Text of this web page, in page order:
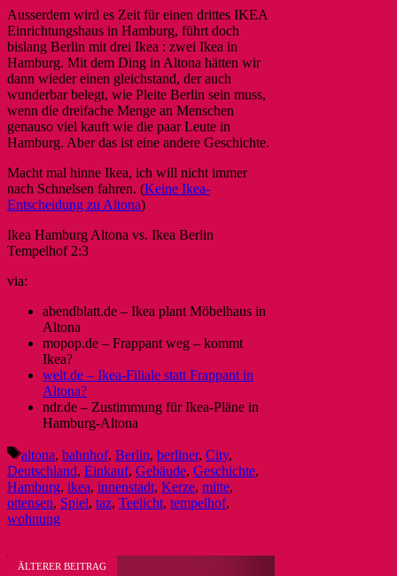
Ausserdem wird es Zeit für einen drittes IKEA
Einrichtungshaus in Hamburg, führt doch
bislang Berlin mit drei Ikea : zwei Ikea in
Hamburg. Mit dem Ding in Altona hätten wir
dann wieder einen gleichstand, der auch
wunderbar belegt, wie Pleite Berlin sein muss,
wenn die dreifache Menge an Menschen
genauso viel kauft wie die paar Leute in
Hamburg. Aber das ist eine andere Geschichte.
Macht mal hinne Ikea, ich will nicht immer
nach Schnelsen fahren. (Keine Ikea-
Entscheidung zu Altona)
Ikea Hamburg Altona vs. Ikea Berlin
Tempelhof 2:3
via:
abendblatt.de – Ikea plant Möbelhaus in
Altona
mopop.de – Frappant weg – kommt
Ikea?
welt.de – Ikea-Filiale statt Frappant in
Altona?
ndr.de – Zustimmung für Ikea-Pläne in
Hamburg-Altona
Schlagwörter
altona, bahnhof, Berlin, berliner, City,
Deutschland, Einkauf, Gebäude, Geschichte,
Hamburg, ikea, innenstadt, Kerze, mitte,
ottensen, Spiel, taz, Teelicht, tempelhof,
wohnung
ÄLTERER BEITRAG